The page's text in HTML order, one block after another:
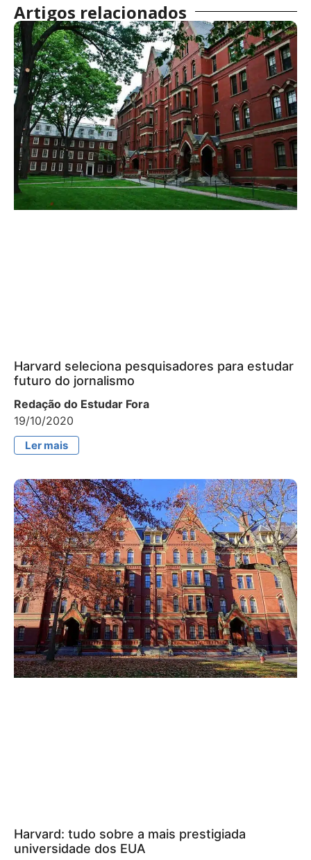
Artigos relacionados
Harvard seleciona pesquisadores para estudar
futuro do jornalismo
Redação do Estudar Fora
19/10/2020
Ler mais
Harvard: tudo sobre a mais prestigiada
universidade dos EUA